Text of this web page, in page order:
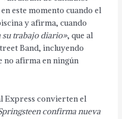
en este momento cuando el
y afirma, cuando
su trabajo diario», que al
Band, incluyendo
no afirma en ningún
Express convierten el
confirma nueva